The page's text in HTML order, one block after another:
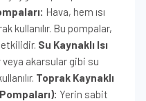
Hava, hem ısı
kullanılır. Bu pompalar,
Su Kaynaklı Isı
veya akarsular gibi su
Toprak Kaynaklı
Yerin sabit